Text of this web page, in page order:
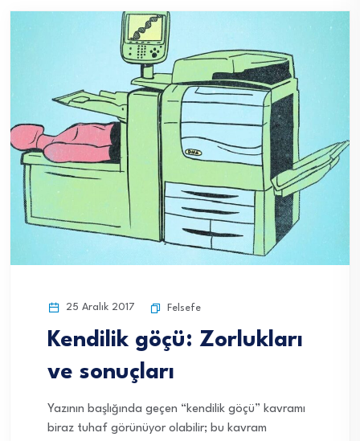
25 Aralık 2017 Felsefe
Kendilik göçü: Zorlukları
ve sonuçları
Yazının başlığında geçen “kendilik göçü” kavramı
biraz tuhaf görünüyor olabilir; bu kavram